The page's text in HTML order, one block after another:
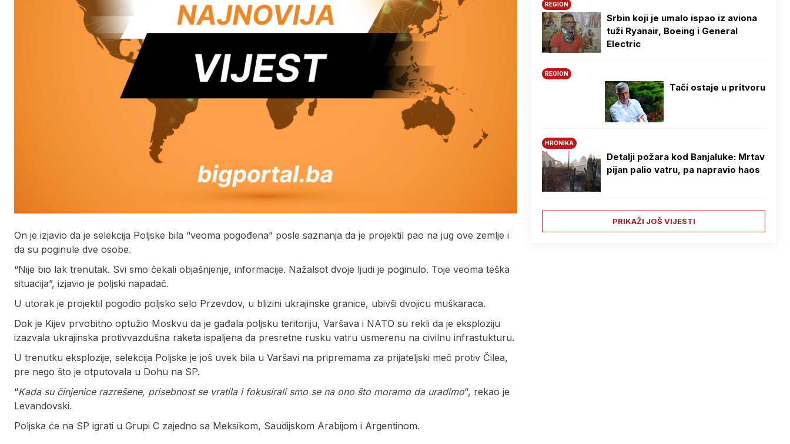
On je izjavio da je selekcija Poljske bila “veoma pogođena” posle saznanja da je projektil pao na jug ove zemlje i
da su poginule dve osobe.
“Nije bio lak trenutak. Svi smo čekali objašnjenje, informacije. Nažalsot dvoje ljudi je poginulo. Toje veoma teška
situacija”, izjavio je poljski napadač.
U utorak je projektil pogodio poljsko selo Przevdov, u blizini ukrajinske granice, ubivši dvojicu muškaraca.
Dok je Kijev prvobitno optužio Moskvu da je gađala poljsku teritoriju, Varšava i NATO su rekli da je eksploziju
izazvala ukrajinska protivvazdušna raketa ispaljena da presretne rusku vatru usmerenu na civilnu infrastukturu.
U trenutku eksplozije, selekcija Poljske je još uvek bila u Varšavi na pripremama za prijateljski meč protiv Čilea,
pre nego što je otputovala u Dohu na SP.
“Kada su činjenice razrešene, prisebnost se vratila i fokusirali smo se na ono što moramo da uradimo“, rekao je
Levandovski.
Poljska će na SP igrati u Grupi C zajedno sa Meksikom, Saudijskom Arabijom i Argentinom.
REGION
Srbin koji je umalo ispao iz aviona
tuži Ryanair, Boeing i General
Electric
REGION
Tači ostaje u pritvoru
HRONIKA
Detalji požara kod Banjaluke: Mrtav
pijan palio vatru, pa napravio haos
PRIKAŽI JOŠ VIJESTI